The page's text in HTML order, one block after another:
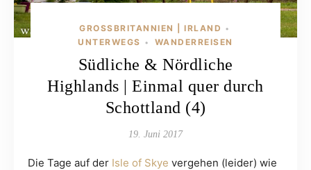
GROSSBRITANNIEN | IRLAND •
UNTERWEGS • WANDERREISEN
Südliche & Nördliche
Highlands | Einmal quer durch
Schottland (4)
19. Juni 2017
Die Tage auf der Isle of Skye vergehen (leider) wie